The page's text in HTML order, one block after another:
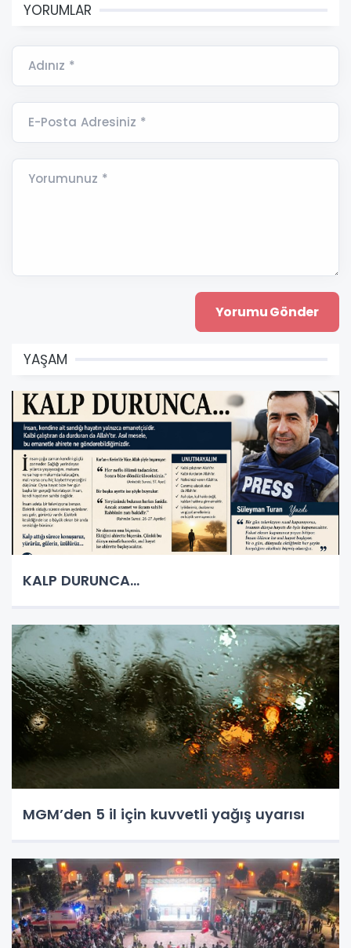
YORUMLAR
Adınız *
E-Posta Adresiniz *
Yorumunuz *
YAŞAM
KALP DURUNCA...
MGM’den 5 il için kuvvetli yağış uyarısı